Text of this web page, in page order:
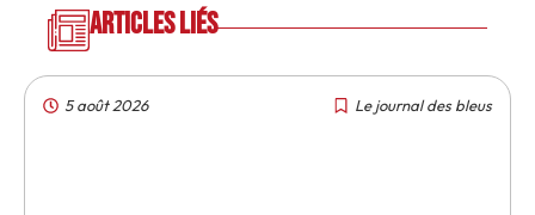
Articles liés
5 août 2026 Le journal des bleus